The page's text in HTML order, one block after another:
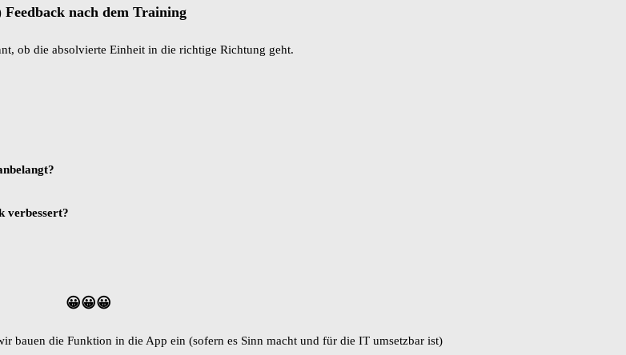
Feedback nach dem Training
ob die absolvierte Einheit in die richtige Richtung geht.
verbessert?
😀😀😀
bauen die Funktion in die App ein (sofern es Sinn macht und für die IT umsetzbar ist)